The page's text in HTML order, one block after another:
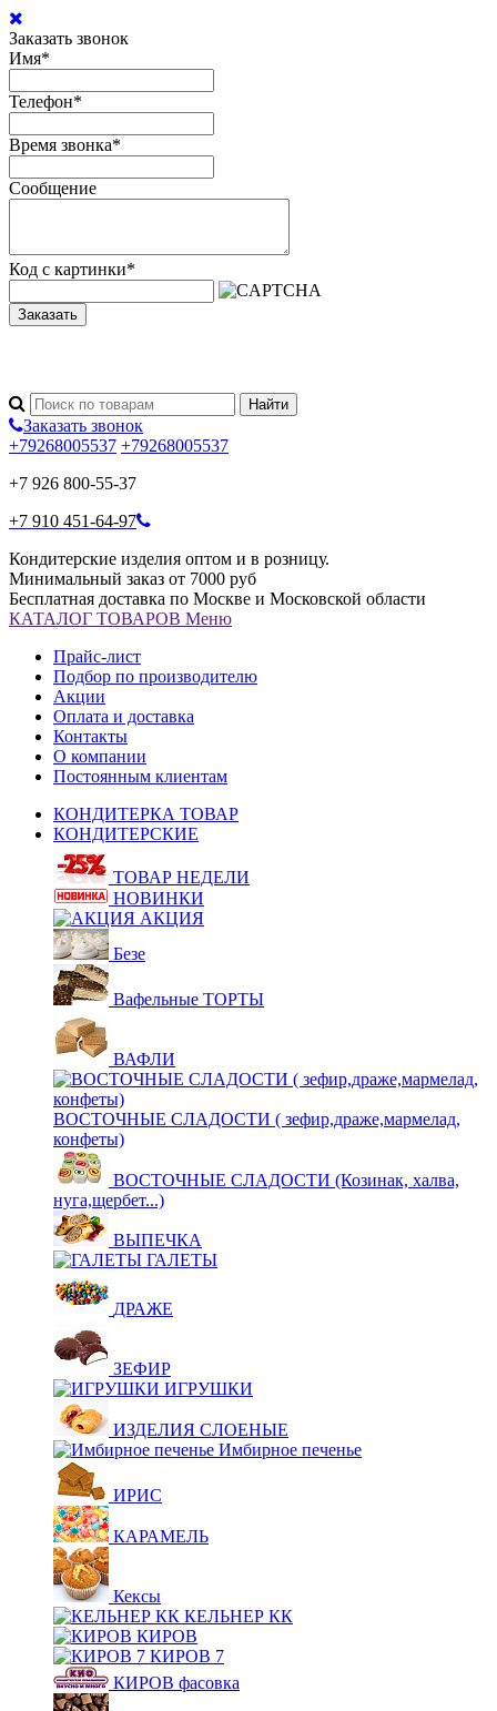
Заказать звонок
Имя*
Телефон*
Время звонка*
Сообщение
Код с картинки*
Заказать
Заказать звонок
+79268005537 +79268005537
+7 926 800-55-37
+7 910 451-64-97
Кондитерские изделия оптом и в розницу.
Минимальный заказ от 7000 руб
Бесплатная доставка по Москве и Московской области
КАТАЛОГ ТОВАРОВ Меню
Прайс-лист
Подбор по производителю
Акции
Оплата и доставка
Контакты
О компании
Постоянным клиентам
КОНДИТЕРКА ТОВАР
КОНДИТЕРСКИЕ
ТОВАР НЕДЕЛИ
НОВИНКИ
АКЦИЯ
Безе
Вафельные ТОРТЫ
ВАФЛИ
ВОСТОЧНЫЕ СЛАДОСТИ ( зефир,драже,мармелад,
конфеты)
ВОСТОЧНЫЕ СЛАДОСТИ (Козинак, халва,
нуга,щербет...)
ВЫПЕЧКА
ГАЛЕТЫ
ДРАЖЕ
ЗЕФИР
ИГРУШКИ
ИЗДЕЛИЯ СЛОЕНЫЕ
Имбирное печенье
ИРИС
КАРАМЕЛЬ
Кексы
КЕЛЬНЕР КК
КИРОВ
КИРОВ 7
КИРОВ фасовка